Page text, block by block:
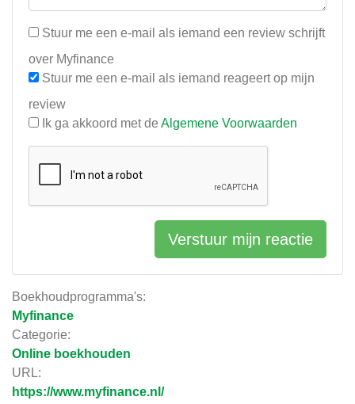
Boekhoudprogramma's:
Myfinance
Categorie:
Online boekhouden
URL:
https://www.myfinance.nl/
Stuur me een e-mail als iemand een review schrijft
over Myfinance
Stuur me een e-mail als iemand reageert op mijn
review
Ik ga akkoord met de Algemene Voorwaarden
Verstuur mijn reactie